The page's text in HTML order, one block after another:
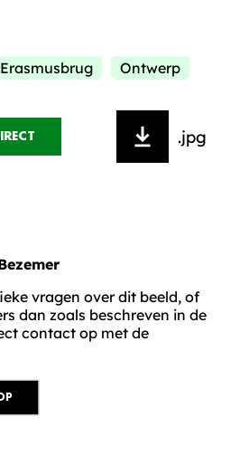
Erasmusbrug Ontwerp
.jpg
vragen over dit beeld, of
dan zoals beschreven in de
contact op met de